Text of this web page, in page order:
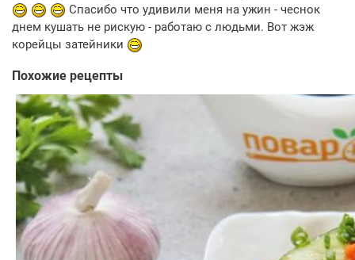
Спасибо что удивили меня на ужин - чеснок
днем кушать не рискую - работаю с людьми. Вот жэж
корейцы затейники
Похожие рецепты